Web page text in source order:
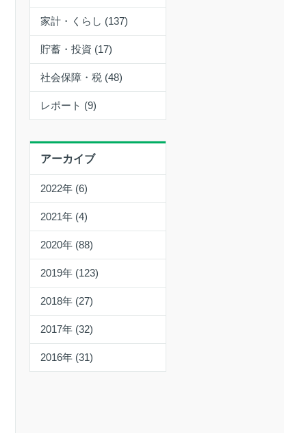
家計・くらし (137)
貯蓄・投資 (17)
社会保障・税 (48)
レポート (9)
アーカイブ
2022年 (6)
2021年 (4)
2020年 (88)
2019年 (123)
2018年 (27)
2017年 (32)
2016年 (31)